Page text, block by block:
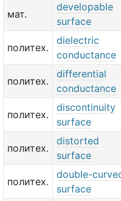
мат.
developable
surface
политех.
dielectric
conductance
политех.
differential
conductance
политех.
discontinuity
surface
политех.
distorted
surface
политех.
double-
surface